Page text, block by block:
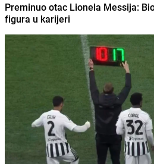
Preminuo otac Lionela Messija:
figura u karijeri